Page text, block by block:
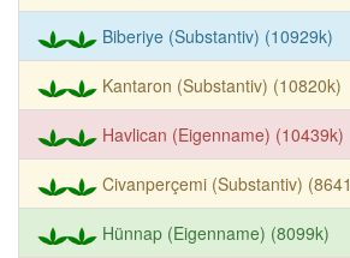
Biberiye (Substantiv) (10929k)
Kantaron (Substantiv) (10820k)
Havlican (Eigenname) (10439k)
Civanperçemi (Substantiv)
Hünnap (Eigenname) (8099k)